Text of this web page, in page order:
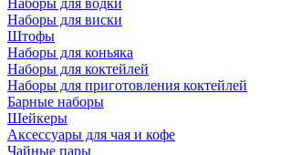
Наборы для водки
Наборы для виски
Штофы
Наборы для коньяка
Наборы для коктейлей
Наборы для приготовления коктейлей
Барные наборы
Шейкеры
Аксессуары для чая и кофе
Чайные пары